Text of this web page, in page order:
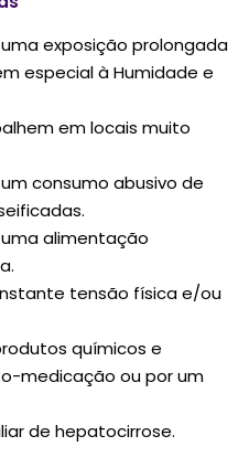
exposição prolongada
especial à Humidade e
em locais muito
consumo abusivo de
alimentação
tensão física e/ou
químicos e
medicação ou por um
de hepatocirrose.